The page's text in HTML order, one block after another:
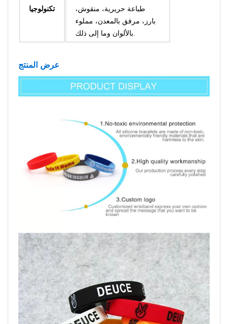
تكنولوجيا
طباعة حريرية، منقوش،
بارز، مرفق بالمعدن، مملوء
بالألوان وما إلى ذلك.
عرض المنتج